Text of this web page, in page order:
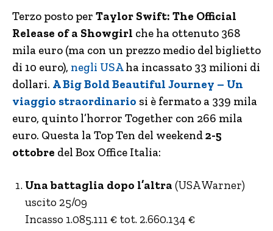
Terzo posto per Taylor Swift: The Official
Release of a Showgirl che ha ottenuto 368
mila euro (ma con un prezzo medio del biglietto
di 10 euro), negli USAha incassato 33 milioni di
dollari. A Big Bold Beautiful Journey – Un
viaggio straordinario si è fermato a 339 mila
euro, quinto l’horror Together con 266 mila
euro. Questa la Top Ten del weekend2-5
ottobre del Box Office Italia:
Una battaglia dopo l’altra (USA Warner)
uscito 25/09
Incasso 1.085.111 € tot. 2.660.134 €